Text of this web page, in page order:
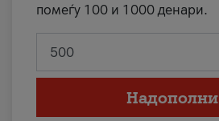
помеѓу 100 и 1000 денари.
Надополни